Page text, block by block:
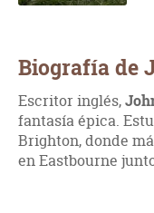
Biografía de
Escritor inglés,
fantasía épica.
Brighton, donde
en Eastbourne